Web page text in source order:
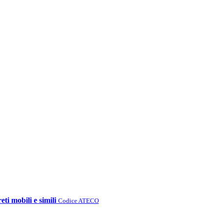
mobili e simili Codice ATECO